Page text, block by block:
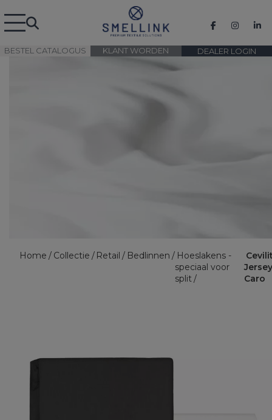
BESTEL CATALOGUS DEALER LOGIN
KLANT WORDEN
Home Collectie Retail Bedlinnen
Hoeslakens -
speciaal voor
split
Caro